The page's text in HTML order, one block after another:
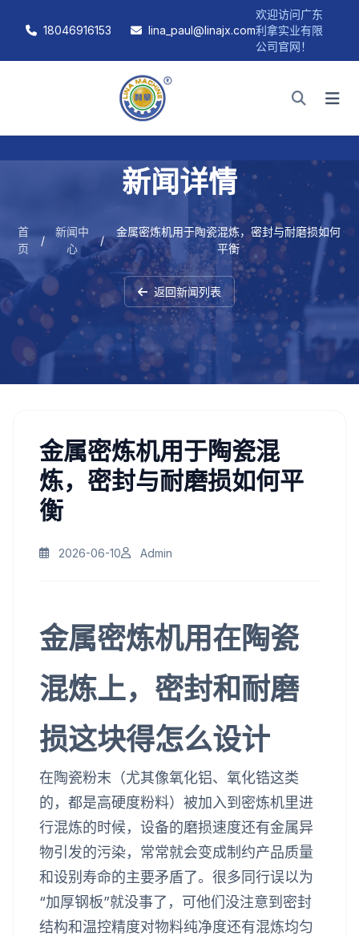
18046916153 lina_paul@linajx.com
欢迎访问广东
利拿实业有限
公司官网！
新闻详情
首
页
/
新闻中
心
/
金属密炼机用于陶瓷混炼，密封与耐磨损如何
平衡
返回新闻列表
金属密炼机用于陶瓷混
炼，密封与耐磨损如何平
衡
2026-06-10 Admin
金属密炼机用在陶瓷
混炼上，密封和耐磨
损这块得怎么设计
在陶瓷粉末（尤其像氧化铝、氧化锆这类
的，都是高硬度粉料）被加入到密炼机里进
行混炼的时候，设备的磨损速度还有金属异
物引发的污染，常常就会变成制约产品质量
和设别寿命的主要矛盾了。很多同行误以为
“加厚钢板”就没事了，可他们没注意到密封
结构和温控精度对物料纯净度还有混炼均匀